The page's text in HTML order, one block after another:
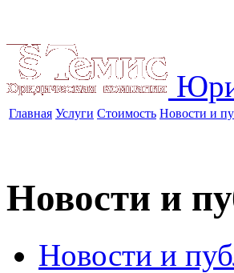
Главная Услуги Стоимость Новости и
Новости и
Новости и